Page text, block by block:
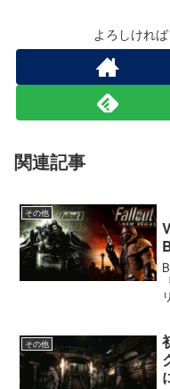
よろしけれ
関連記事
その他
その他